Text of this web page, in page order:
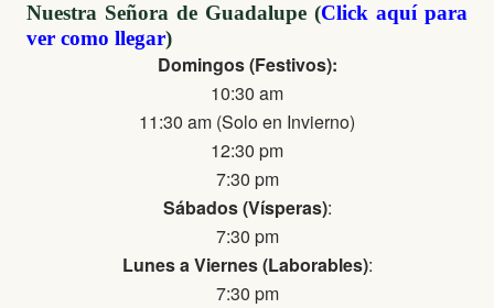
Nuestra Señora de Guadalupe (Click aquí para
ver como llegar)
Domingos (Festivos):
10:30 am
11:30 am (Solo en Invierno)
12:30 pm
7:30 pm
Sábados (Vísperas):
7:30 pm
Lunes a Viernes (Laborables):
7:30 pm